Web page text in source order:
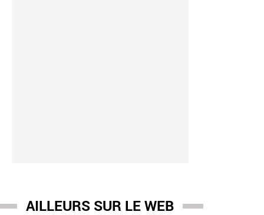
AILLEURS SUR LE WEB